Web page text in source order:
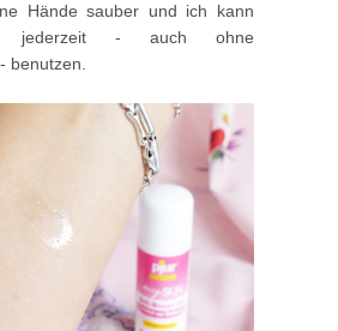
Hände sauber und ich kann
jederzeit - auch ohne
benutzen.